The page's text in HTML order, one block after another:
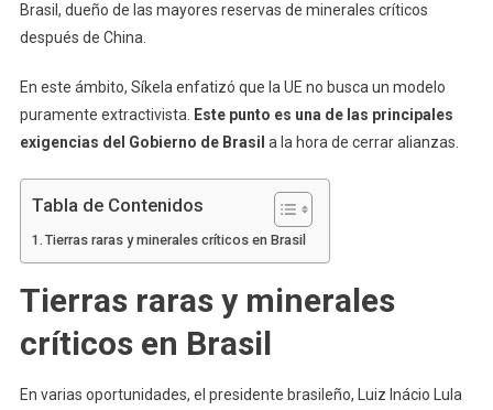
Brasil, dueño de las mayores reservas de minerales críticos
después de China.
En este ámbito, Síkela enfatizó que la UE no busca un modelo
puramente extractivista.
Este punto es una de las principales
exigencias del Gobierno de Brasil a la hora de cerrar alianzas.
Tabla de Contenidos
Tierras raras y minerales críticos en Brasil
Tierras raras y minerales
críticos en Brasil
En varias oportunidades, el presidente brasileño, Luiz Inácio Lula